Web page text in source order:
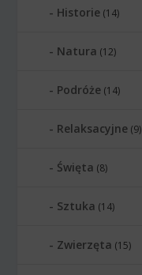
Historie (14)
Natura (12)
Podróże (14)
Relaksacyjne (9)
Święta (8)
Sztuka (14)
Zwierzęta (15)